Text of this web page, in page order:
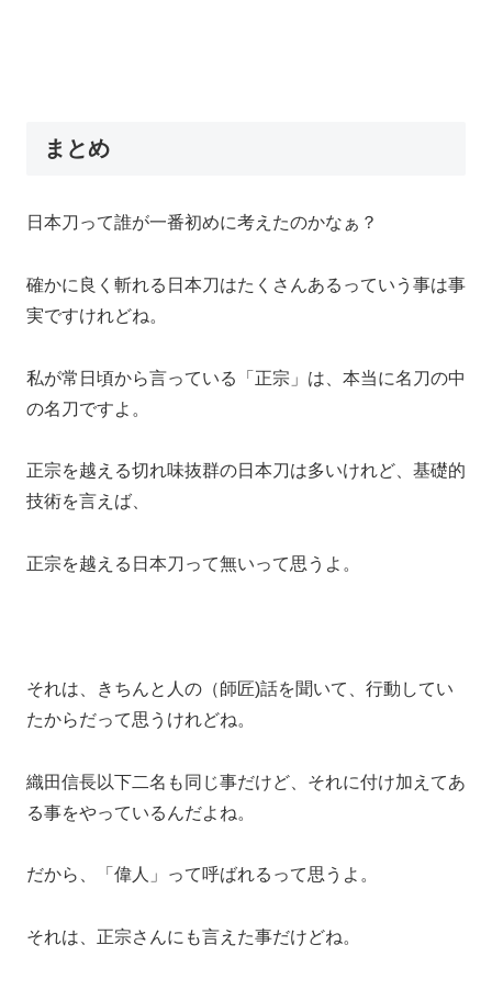
まとめ
日本刀って誰が一番初めに考えたのかなぁ？
確かに良く斬れる日本刀はたくさんあるっていう事は事
実ですけれどね。
私が常日頃から言っている「正宗」は、本当に名刀の中
の名刀ですよ。
正宗を越える切れ味抜群の日本刀は多いけれど、基礎的
技術を言えば、
正宗を越える日本刀って無いって思うよ。
それは、きちんと人の（師匠)話を聞いて、行動してい
たからだって思うけれどね。
織田信長以下二名も同じ事だけど、それに付け加えてあ
る事をやっているんだよね。
だから、「偉人」って呼ばれるって思うよ。
それは、正宗さんにも言えた事だけどね。